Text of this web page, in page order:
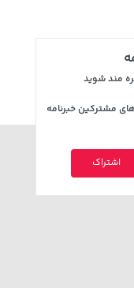
مند شوید
مشترکین خبرنامه
اشتراک